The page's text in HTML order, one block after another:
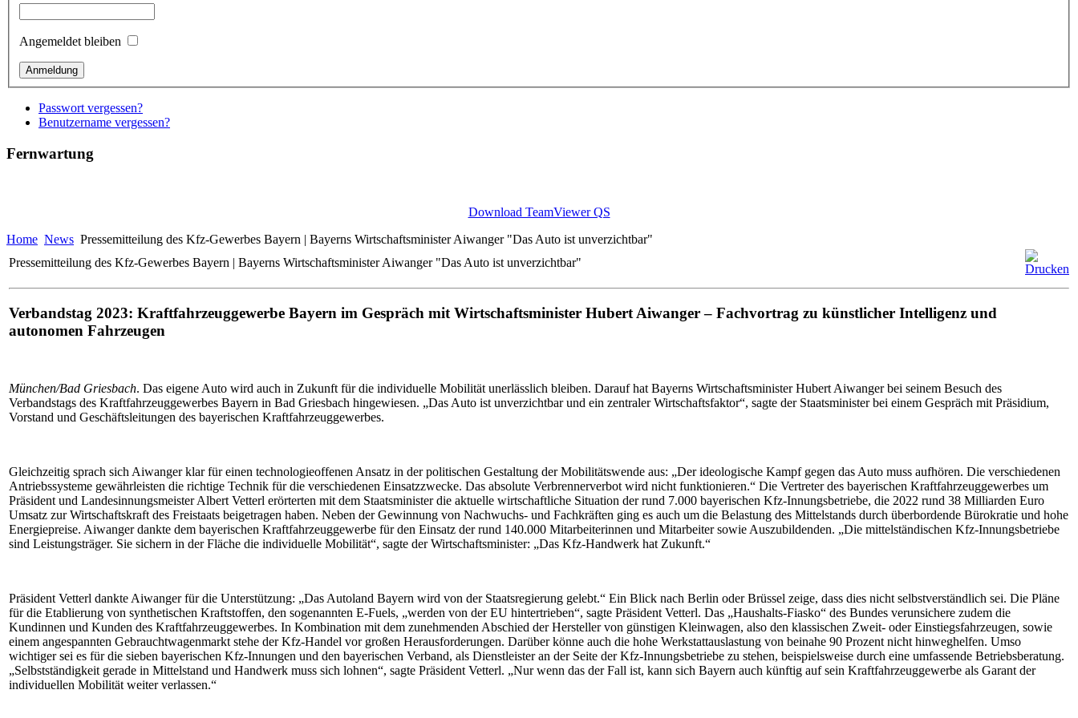
Angemeldet bleiben
Passwort vergessen?
Benutzername vergessen?
Fernwartung
Download TeamViewer QS
Home News Pressemitteilung des Kfz-Gewerbes Bayern | Bayerns Wirtschaftsminister Aiwanger "Das Auto ist unverzichtbar"
Pressemitteilung des Kfz-Gewerbes Bayern | Bayerns Wirtschaftsminister Aiwanger "Das Auto ist unverzichtbar"
Verbandstag 2023: Kraftfahrzeuggewerbe Bayern im Gespräch mit Wirtschaftsminister Hubert Aiwanger – Fachvortrag zu künstlicher Intelligenz und
autonomen Fahrzeugen
München/Bad Griesbach. Das eigene Auto wird auch in Zukunft für die individuelle Mobilität unerlässlich bleiben. Darauf hat Bayerns Wirtschaftsminister Hubert Aiwanger bei seinem Besuch des
Verbandstags des Kraftfahrzeuggewerbes Bayern in Bad Griesbach hingewiesen. „Das Auto ist unverzichtbar und ein zentraler Wirtschaftsfaktor“, sagte der Staatsminister bei einem Gespräch mit Präsidium,
Vorstand und Geschäftsleitungen des bayerischen Kraftfahrzeuggewerbes.
Gleichzeitig sprach sich Aiwanger klar für einen technologieoffenen Ansatz in der politischen Gestaltung der Mobilitätswende aus: „Der ideologische Kampf gegen das Auto muss aufhören. Die verschiedenen
Antriebssysteme gewährleisten die richtige Technik für die verschiedenen Einsatzzwecke. Das absolute Verbrennerverbot wird nicht funktionieren.“ Die Vertreter des bayerischen Kraftfahrzeuggewerbes um
Präsident und Landesinnungsmeister Albert Vetterl erörterten mit dem Staatsminister die aktuelle wirtschaftliche Situation der rund 7.000 bayerischen Kfz-Innungsbetriebe, die 2022 rund 38 Milliarden Euro
Umsatz zur Wirtschaftskraft des Freistaats beigetragen haben. Neben der Gewinnung von Nachwuchs- und Fachkräften ging es auch um die Belastung des Mittelstands durch überbordende Bürokratie und hohe
Energiepreise. Aiwanger dankte dem bayerischen Kraftfahrzeuggewerbe für den Einsatz der rund 140.000 Mitarbeiterinnen und Mitarbeiter sowie Auszubildenden. „Die mittelständischen Kfz-Innungsbetriebe
sind Leistungsträger. Sie sichern in der Fläche die individuelle Mobilität“, sagte der Wirtschaftsminister: „Das Kfz-Handwerk hat Zukunft.“
Präsident Vetterl dankte Aiwanger für die Unterstützung: „Das Autoland Bayern wird von der Staatsregierung gelebt.“ Ein Blick nach Berlin oder Brüssel zeige, dass dies nicht selbstverständlich sei. Die Pläne
für die Etablierung von synthetischen Kraftstoffen, den sogenannten E-Fuels, „werden von der EU hintertrieben“, sagte Präsident Vetterl. Das „Haushalts-Fiasko“ des Bundes verunsichere zudem die
Kundinnen und Kunden des Kraftfahrzeuggewerbes. In Kombination mit dem zunehmenden Abschied der Hersteller von günstigen Kleinwagen, also den klassischen Zweit- oder Einstiegsfahrzeugen, sowie
einem angespannten Gebrauchtwagenmarkt stehe der Kfz-Handel vor großen Herausforderungen. Darüber könne auch die hohe Werkstattauslastung von beinahe 90 Prozent nicht hinweghelfen. Umso
wichtiger sei es für die sieben bayerischen Kfz-Innungen und den bayerischen Verband, als Dienstleister an der Seite der Kfz-Innungsbetriebe zu stehen, beispielsweise durch eine umfassende Betriebsberatung.
„Selbstständigkeit gerade in Mittelstand und Handwerk muss sich lohnen“, sagte Präsident Vetterl. „Nur wenn das der Fall ist, kann sich Bayern auch künftig auf sein Kraftfahrzeuggewerbe als Garant der
individuellen Mobilität weiter verlassen.“